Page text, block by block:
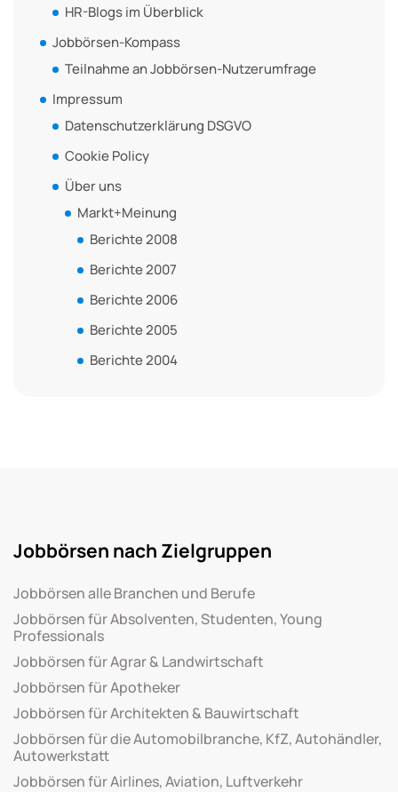
HR-Blogs im Überblick
Jobbörsen-Kompass
Teilnahme an Jobbörsen-Nutzerumfrage
Impressum
Datenschutzerklärung DSGVO
Cookie Policy
Über uns
Markt+Meinung
Berichte 2008
Berichte 2007
Berichte 2006
Berichte 2005
Berichte 2004
Jobbörsen nach Zielgruppen
Jobbörsen alle Branchen und Berufe
Jobbörsen für Absolventen, Studenten, Young
Professionals
Jobbörsen für Agrar & Landwirtschaft
Jobbörsen für Apotheker
Jobbörsen für Architekten & Bauwirtschaft
Jobbörsen für die Automobilbranche, KfZ, Autohändler,
Autowerkstatt
Jobbörsen für Airlines, Aviation, Luftverkehr